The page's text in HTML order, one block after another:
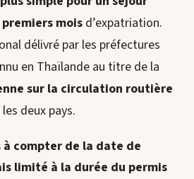
mois d’expatriation.
délivré par les préfectures
en Thaïlande au titre de la
sur la circulation routière
deux pays.
à compter de la date de
limité à la durée du permis